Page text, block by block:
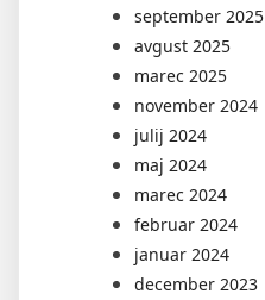
september 2025
avgust 2025
marec 2025
november 2024
julij 2024
maj 2024
marec 2024
februar 2024
januar 2024
december 2023